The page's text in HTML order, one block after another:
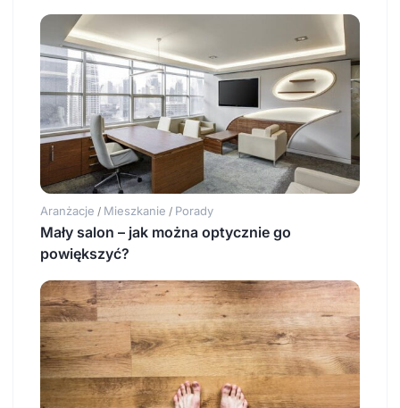
Aranżacje / Mieszkanie / Porady
Mały salon – jak można optycznie go
powiększyć?